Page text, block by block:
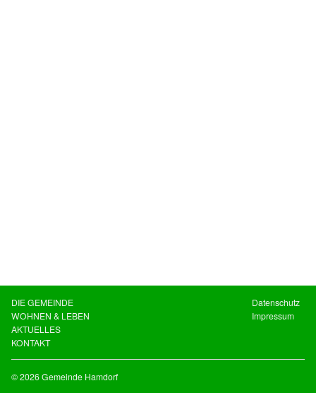
DIE GEMEINDE
WOHNEN & LEBEN
AKTUELLES
KONTAKT
Datenschutz
Impressum
© 2026 Gemeinde Hamdorf